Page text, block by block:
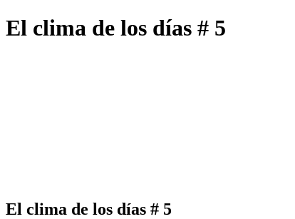
El clima de los días # 5
El clima de los días # 5